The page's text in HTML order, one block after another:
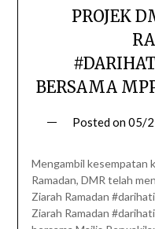
PROJEK
BERSAMA
Posted on05/
Mengambil kesempatan
Ramadan, DMR telah
Ziarah Ramadan
Ziarah Ramadan